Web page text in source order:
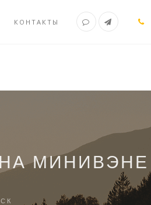
КОНТАКТЫ
МИНИВЭНЕ